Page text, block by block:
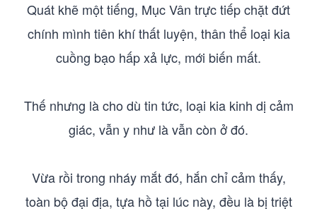
Quát khẽ một tiếng, Mục Vân trực tiếp chặt đứt
chính mình tiên khí thất luyện, thân thể loại kia
cuồng bạo hấp xả lực, mới biến mất.
Thế nhưng là cho dù tin tức, loại kia kinh dị cảm
giác, vẫn y như là vẫn còn ở đó.
Vừa rồi trong nháy mắt đó, hắn chỉ cảm thấy,
toàn bộ đại địa, tựa hồ tại lúc này, đều là bị triệt